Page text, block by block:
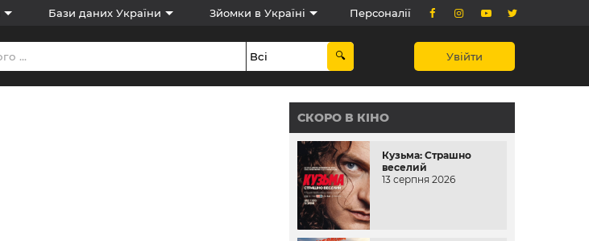
Бази даних України Зйомки в Україні Персоналії
Увійти
СКОРО В КІНО
Кузьма: Страшно
веселий
13 серпня 2026